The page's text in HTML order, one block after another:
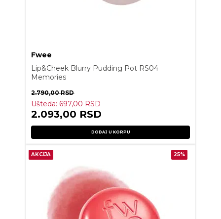
Fwee
Lip&Cheek Blurry Pudding Pot RS04
Memories
2.790,00RSD
Ušteda: 697,00 RSD
2.093,00 RSD
DODAJ U KORPU
AKCIJA 25%